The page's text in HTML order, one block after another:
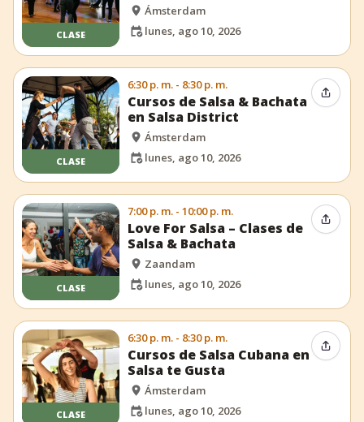
CLASE
Ámsterdam
lunes, ago 10, 2026
CLASE
6:30 p. m. - 8:30 p. m.
Cursos de Salsa & Bachata
en Salsa District
Ámsterdam
lunes, ago 10, 2026
CLASE
7:00 p. m. - 10:00 p. m.
Love For Salsa – Clases de
Salsa & Bachata
Zaandam
lunes, ago 10, 2026
CLASE
6:30 p. m. - 8:30 p. m.
Cursos de Salsa Cubana en
Salsa te Gusta
Ámsterdam
lunes, ago 10, 2026